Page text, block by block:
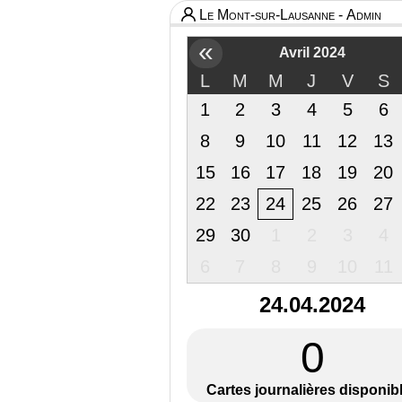
Le Mont-sur-Lausanne - Admin
« Avril 2024
L M M J V
S
1
2 3 4 5
6
8
9 10 11 12
13
15
16 17 18 19
20
22
23 24 25 26
27
29
30
24.04.2024
0
Cartes journalières